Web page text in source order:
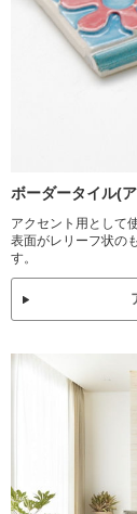
ボーダータイル(
アクセント用として
表面がレリーフ状の
す。